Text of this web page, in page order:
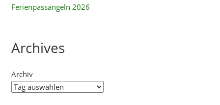
Ferienpassangeln 2026
Archives
Archiv